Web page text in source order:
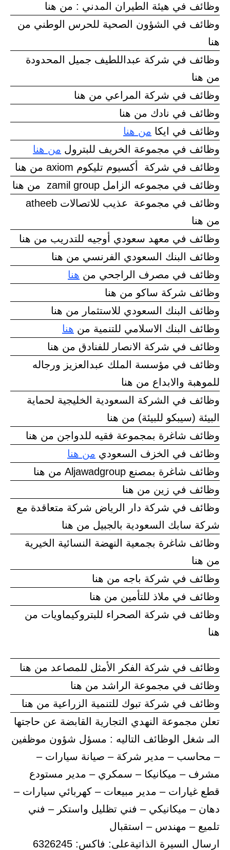
وظائف في هيئة الطيران المدني : من هنا
وظائف في الشؤون الصحية للحرس الوطني من
هنا
وظائف في شركة عبداللطيف جميل المحدودة
من هنا
وظائف في شركة المراعي من هنا
وظائف في نادك من هنا
وظائف في ايكا من هنا
وظائف في مجموعة الخريف للبترول من هنا
وظائف في شركة أكسيوم تليكوم axiom من هنا
وظائف في مجموعه الزامل zamil group من هنا
وظائف في مجموعة عذيب للاتصالات atheeb
من هنا
وظائف في معهد سعودي أوجيه للتدريب من هنا
وظائف البنك السعودي الفرنسي من هنا
وظائف في مصرف الراجحي من هنا
وظائف شركة ساكو من هنا
وظائف البنك السعودي للاستثمار من هنا
وظائف البنك الاسلامي للتنمية من هنا
وظائف في شركة الانصار للفنادق من هنا
وظائف في مؤسسة الملك عبدالعزيز ورجاله
للموهبة والابداع من هنا
وظائف في الشركة السعودية الخليجية لحماية
البيئة (سيبكو للبيئة) من هنا
وظائف شاغرة بمجموعة فقيه للدواجن من هنا
وظائف في الخزف السعودي من هنا
وظائف شاغرة بمصنع Aljawadgroup من هنا
وظائف في زين من هنا
وظائف في شركة دار الرياض شركة متعاقدة مع
شركة سابك السعودية بالجبيل من هنا
وظائف شاغرة بجمعية النهضة النسائية الخيرية
من هنا
وظائف في شركة باجه من هنا
وظائف في ملاذ للتأمين من هنا
وظائف في شركة الصحراء للبتروكيماويات من
هنا
وظائف في شركة الفكر الأمثل للمصاعد من هنا
وظائف في مجموعة الراشد من هنا
وظائف في شركة تبوك للتنمية الزراعية من هنا
تعلن مجموعة النهدي التجارية القابضة عن حاجتها
الىـ شغل الوظائف التاليه : مسؤل شؤون موظفين
– محاسب – مدير شركة – صيانة سيارات –
مشرف – ميكانيكا – سمكري – مدير مستودع
قطع غيارات – مدير مبيعات – كهربائي سيارات –
دهان – ميكانيكي – فني تظليل واستكر – فني
تلميع – مهندس – استقبال
ارسال السيرة الذاتيةعلى: فاكس: 6326245